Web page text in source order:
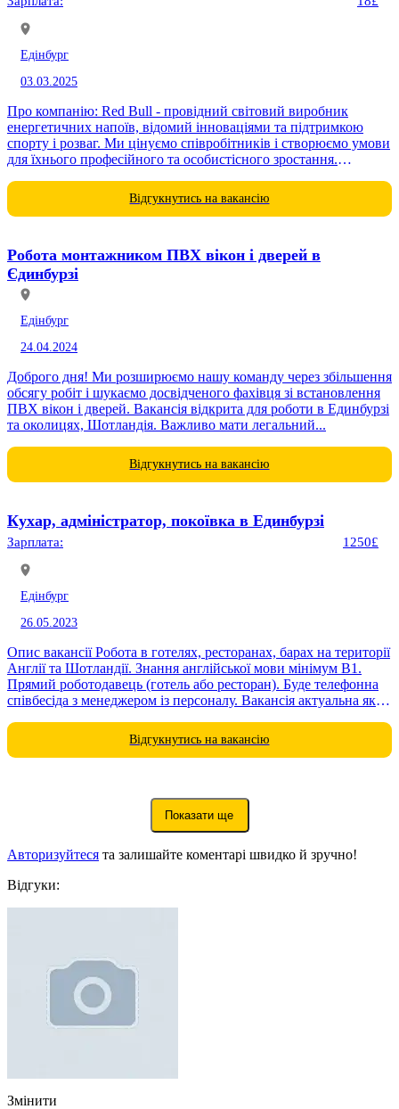
Едінбург
03.03.2025
Про компанію: Red Bull - провідний світовий виробник
енергетичних напоїв, відомий інноваціями та підтримкою
спорту і розваг. Ми цінуємо співробітників і створюємо умови
для їхнього професійного та особистісного зростання.
Відгукнутись на вакансію
Робота монтажником ПВХ вікон і дверей в
Єдинбурзі
Едінбург
24.04.2024
Доброго дня! Ми розширюємо нашу команду через збільшення
обсягу робіт і шукаємо досвідченого фахівця зі встановлення
ПВХ вікон і дверей. Вакансія відкрита для роботи в Единбурзі
та околицях, Шотландія. Важливо мати легальний...
Відгукнутись на вакансію
Кухар, адміністратор, покоївка в Единбурзі
Зарплата: 1250£
Едінбург
26.05.2023
Опис вакансії Робота в готелях, ресторанах, барах на території
Англії та Шотландії. Знання англійської мови мінімум В1.
Прямий роботодавець (готель або ресторан). Буде телефонна
співбесіда з менеджером із персоналу. Вакансія актуальна як
Відгукнутись на вакансію
Показати ще
Авторизуйтеся та залишайте коментарі швидко й зручно!
Відгуки:
Змінити